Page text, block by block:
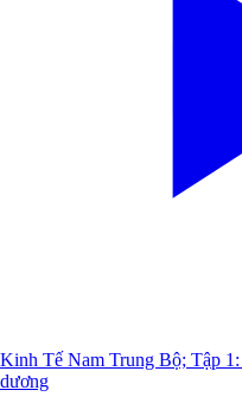
Kinh Tế Nam Trung Bộ; Tập
dương